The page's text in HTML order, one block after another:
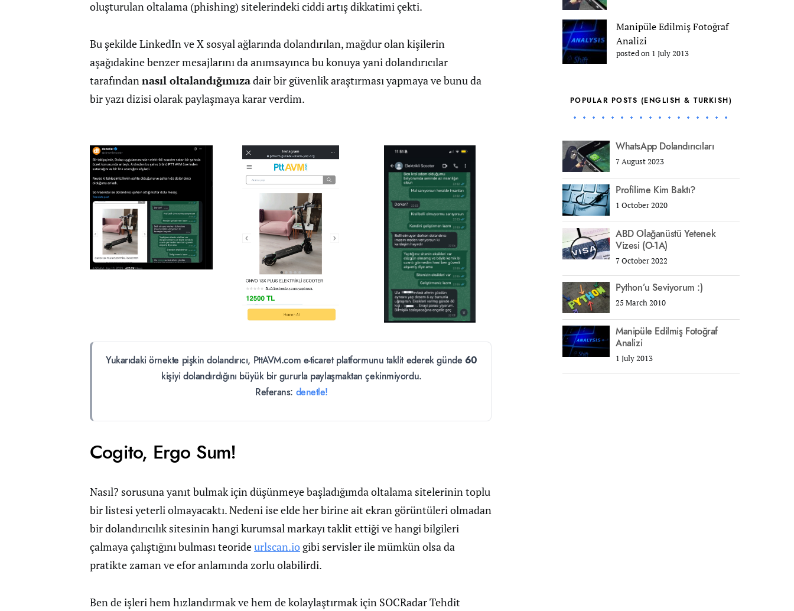
oluşturulan oltalama (phishing) sitelerindeki ciddi artış dikkatimi çekti.
Bu şekilde LinkedIn ve X sosyal ağlarında dolandırılan, mağdur olan kişilerin
aşağıdakine benzer mesajlarını da anımsayınca bu konuya yani dolandırıcılar
tarafındannasıl oltalandığımızadair bir güvenlik araştırması yapmaya ve bunu da
bir yazı dizisi olarak paylaşmaya karar verdim.
Yukarıdaki örnekte pişkin dolandırıcı, PttAVM.com e-ticaret platformunu taklit ederek günde 60
kişiyi dolandırdığını büyük bir gururla paylaşmaktan çekinmiyordu.
Referans: denetle!
Cogito, Ergo Sum!
Nasıl? sorusuna yanıt bulmak için düşünmeye başladığımda oltalama sitelerinin toplu
bir listesi yeterli olmayacaktı. Nedeni ise elde her birine ait ekran görüntüleri olmadan
bir dolandırıcılık sitesinin hangi kurumsal markayı taklit ettiği ve hangi bilgileri
çalmaya çalıştığını bulması teorideurlscan.io gibi servisler ile mümkün olsa da
pratikte zaman ve efor anlamında zorlu olabilirdi.
Ben de işleri hem hızlandırmak ve hem de kolaylaştırmak için SOCRadar Tehdit
Manipüle Edilmiş Fotoğraf
Analizi
posted on 1 July 2013
POPULAR POSTS (ENGLISH & TURKISH)
WhatsApp Dolandırıcıları
7 August 2023
Profilime Kim Baktı?
1 October 2020
ABD Olağanüstü Yetenek
Vizesi (O-1A)
7 October 2022
Python’u Seviyorum :)
25 March 2010
Manipüle Edilmiş Fotoğraf
Analizi
1 July 2013